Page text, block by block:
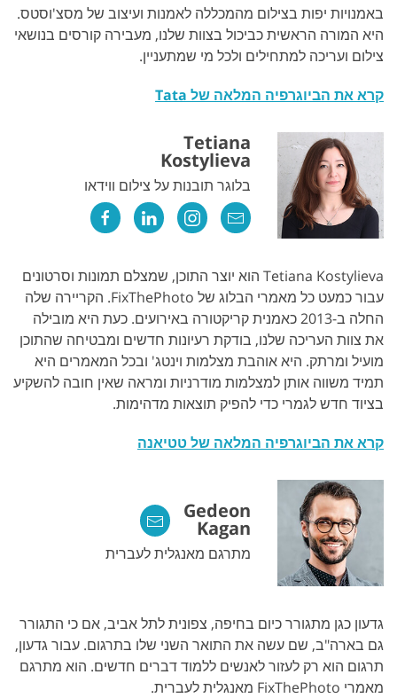
באמנויות יפות בצילום מהמכללה לאמנות ועיצוב של מסצ'וסטס.
היא המורה הראשית כביכול בצוות שלנו, מעבירה קורסים בנושאי
צילום ועריכה למתחילים ולכל מי שמתעניין.
קרא את הביוגרפיה המלאה של Tata
Tetiana
Kostylieva
בלוגר תובנות על צילום ווידאו
Tetiana Kostylieva הוא יוצר התוכן, שמצלם תמונות וסרטונים
עבור כמעט כל מאמרי הבלוג של FixThePhoto. הקריירה שלה
החלה ב-2013 כאמנית קריקטורה באירועים. כעת היא מובילה
את צוות העריכה שלנו, בודקת רעיונות חדשים ומבטיחה שהתוכן
מועיל ומרתק. היא אוהבת מצלמות וינטג' ובכל המאמרים היא
תמיד משווה אותן למצלמות מודרניות ומראה שאין חובה להשקיע
בציוד חדש לגמרי כדי להפיק תוצאות מדהימות.
קרא את הביוגרפיה המלאה של טטיאנה
Gedeon
Kagan
מתרגם מאנגלית לעברית
גדעון כגן מתגורר כיום בחיפה, צפונית לתל אביב, אם כי התגורר
גם בארה"ב, שם עשה את התואר השני שלו בתרגום. עבור גדעון,
תרגום הוא רק לעזור לאנשים ללמוד דברים חדשים. הוא מתרגם
מאמרי FixThePhoto מאנגלית לעברית.